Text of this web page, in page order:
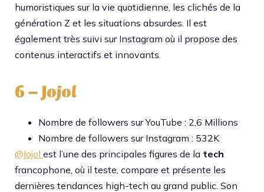
humoristiques sur la vie quotidienne, les clichés de la
génération Z et les situations absurdes. Il est
également très suivi sur Instagram où il propose des
contenus interactifs et innovants.​
6 – Jojol
Nombre de followers sur YouTube : 2,6 Millions
Nombre de followers sur Instagram : 532K
@Jojol est l’une des principales figures de la tech
francophone, où il teste, compare et présente les
dernières tendances high-tech au grand public. Son